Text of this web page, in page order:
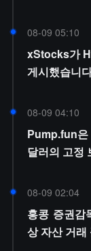
08-09 05:10
xStocks가
게시했습니
08-09 04:10
Pump.fun
달러의 고정
08-09 02:04
홍콩 증권
상 자산 거